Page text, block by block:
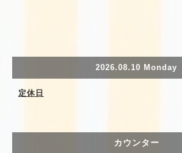
2026.08.10 Monday
定休日
カウンター